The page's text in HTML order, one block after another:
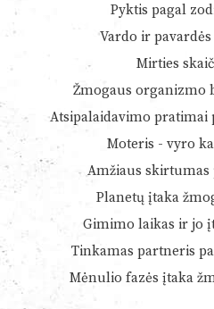
Pyktis pagal
Vardo ir
Mirties
Žmogaus organizmo
Atsipalaidavimo pratimai
Moteris - vyro
Amžiaus skirtumas
Planetų įtaka
Gimimo laikas ir jo
Tinkamas partneris
Mėnulio fazės įtaka